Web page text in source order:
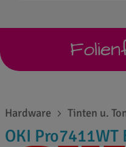
Hardware Tinten u.
OKI